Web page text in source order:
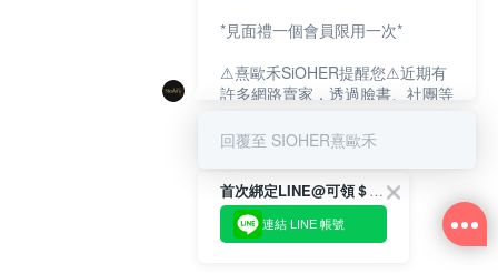
首次綁定LINE@可領＄100折扣優惠
連結 LINE 帳號
*見面禮一個會員限用一次*
⚠熹歐禾SiOHER提醒您⚠近期有
許多網路賣家，透過臉書、社團等
SiOHER』品牌授權、或有內部管
消費者上當及受害。
如有疑慮請至官網先訂單查尋如
〝TM / TS / TG〞開頭,都是我們
回覆至 SIOHER熹歐禾